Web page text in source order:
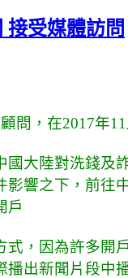
接受媒體訪問
問，在2017年
大陸對洗錢及
響之下，前
戶
，因為許多
播出新聞片段中